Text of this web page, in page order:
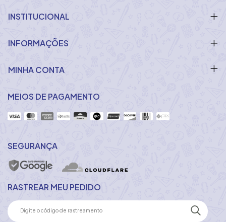
INSTITUCIONAL
INFORMAÇÕES
MINHA CONTA
MEIOS DE PAGAMENTO
SEGURANÇA
RASTREAR MEU PEDIDO